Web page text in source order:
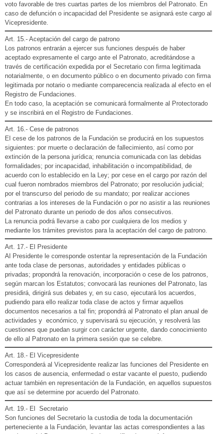
voto favorable de tres cuartas partes de los miembros del Patronato. En
caso de defunción o incapacidad del Presidente se asignará este cargo al
Vicepresidente.
Art. 15.- Aceptación del cargo de patrono
Los patronos entrarán a ejercer sus funciones después de haber
aceptado expresamente el cargo ante el Patronato, acreditándose a
través de certificación expedida por el Secretario con firma legitimada
notarialmente, o en documento público o en documento privado con firma
legitimada por notario o mediante comparecencia realizada al efecto en el
Registro de Fundaciones.
En todo caso, la aceptación se comunicará formalmente al Protectorado
y se inscribirá en el Registro de Fundaciones.
Art. 16.- Cese de patronos
El cese de los patronos de la Fundación se producirá en los supuestos
siguientes: por muerte o declaración de fallecimiento, así como por
extinción de la persona jurídica; renuncia comunicada con las debidas
formalidades; por incapacidad, inhabilitación o incompatibilidad, de
acuerdo con lo establecido en la Ley; por cese en el cargo por razón del
cual fueron nombrados miembros del Patronato; por resolución judicial;
por el transcurso del periodo de su mandato; por realizar acciones
contrarias a los intereses de la Fundación o por no asistir a las reuniones
del Patronato durante un periodo de dos años consecutivos.
La renuncia podrá llevarse a cabo por cualquiera de los medios y
mediante los trámites previstos para la aceptación del cargo de patrono.
Art. 17.- El Presidente
Al Presidente le corresponde ostentar la representación de la Fundación
ante toda clase de personas, autoridades y entidades públicas o
privadas; propondrá la renovación, incorporación o cese de los patronos,
según marcan los Estatutos; convocará las reuniones del Patronato, las
presidirá, dirigirá sus debates y, en su caso, ejecutará los acuerdos,
pudiendo para ello realizar toda clase de actos y firmar aquellos
documentos necesarios a tal fin; propondrá al Patronato el plan anual de
actividades y económico, y supervisará su ejecución, y resolverá las
cuestiones que puedan surgir con carácter urgente, dando conocimiento
de ello al Patronato en la primera sesión que se celebre.
Art. 18.- El Vicepresidente
Corresponderá al Vicepresidente realizar las funciones del Presidente en
los casos de ausencia, enfermedad o estar vacante el puesto, pudiendo
actuar también en representación de la Fundación, en aquellos supuestos
que así se determine por acuerdo del Patronato.
Art. 19.- El Secretario
Son funciones del Secretario la custodia de toda la documentación
perteneciente a la Fundación, levantar las actas correspondientes a las